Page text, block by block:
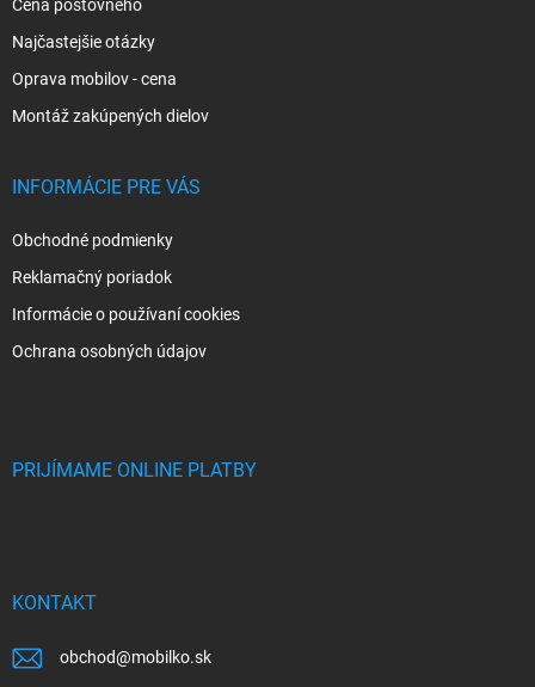
Cena poštovného
Najčastejšie otázky
Oprava mobilov - cena
Montáž zakúpených dielov
INFORMÁCIE PRE VÁS
Obchodné podmienky
Reklamačný poriadok
Informácie o používaní cookies
Ochrana osobných údajov
PRIJÍMAME ONLINE PLATBY
KONTAKT
obchod@mobilko.sk